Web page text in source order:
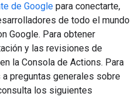
de Google para conectarte,
de todo el mundo
Google. Para obtener
y las revisiones de
la Consola de Actions. Para
preguntas generales sobre
los siguientes